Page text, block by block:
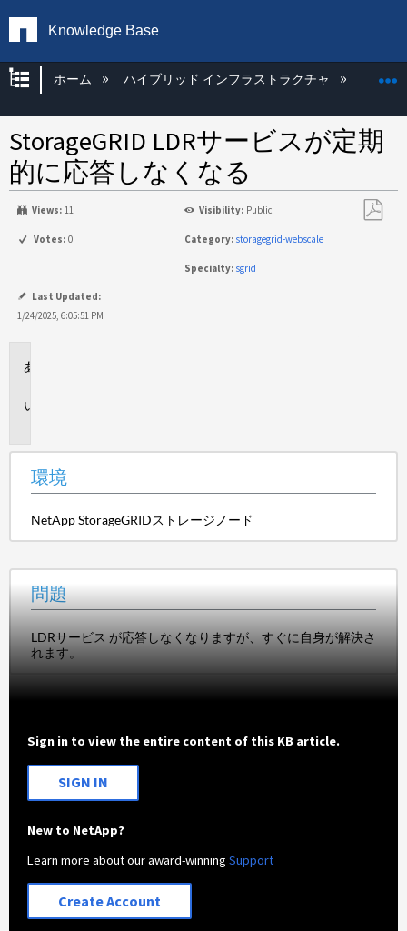
Knowledge Base
グローバル階層を展開/折りたたむ
ホーム ハイブリッド インフラストラクチャ
StorageGRID LDRサービスが定期
的に応答しなくなる
Views: 11 Visibility: Public
Votes: 0 Category: storagegrid-webscale
Specialty: sgrid
Last Updated:
1/24/2025, 6:05:51 PM
環境
NetApp StorageGRIDストレージノード
問題
LDRサービス が応答しなくなりますが、すぐに自身が解決さ
れます。
Sign in to view the entire content of this KB article.
SIGN IN
New to NetApp?
Learn more about our award-winningSupport
Create Account